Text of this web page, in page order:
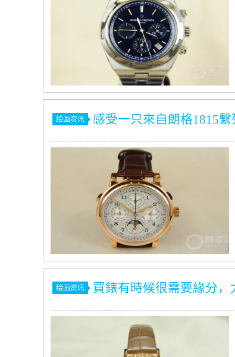
绘画资讯 感受一只來自朗格1815
绘画资讯 買錶有時候很需要緣分